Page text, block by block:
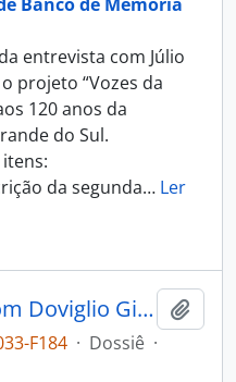
entrevista com Júlio
projeto “Vozes da
120 anos da
do Sul.
da segunda… Ler
Segunda entrevista com Doviglio Gianella
F184 · Dossiê ·